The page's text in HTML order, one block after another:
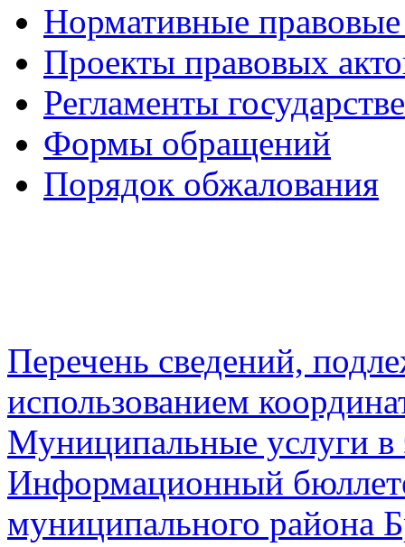
Нормативные
Проекты правовых
Регламенты
Формы обращений
Порядок обжалования
Перечень сведений,
использованием
Муниципальные услуги в
Информационный
муниципального района